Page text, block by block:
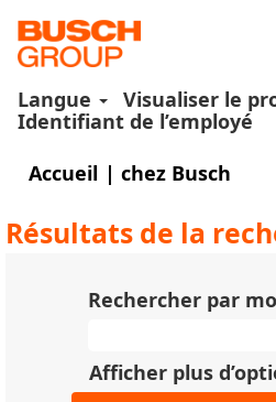
Langue
Visualiser le
Identifiant de l’employé
Accueil | chez Busch
Résultats de la
Rechercher par
Afficher plus